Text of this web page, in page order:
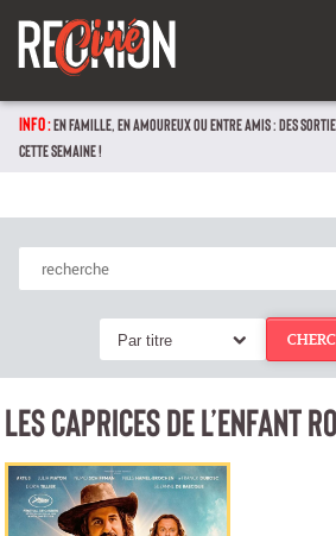
INFO :EN FAMILLE, EN AMOUREUX OU ENTRE AMIS : DES
CETTE SEMAINE !
Par titre
LES CAPRICES DE L’ENFANT